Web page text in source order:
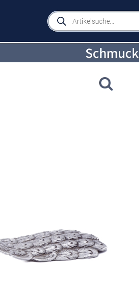
Products
search
Schmuck